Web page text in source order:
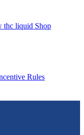
thc liquid Shop
Rules